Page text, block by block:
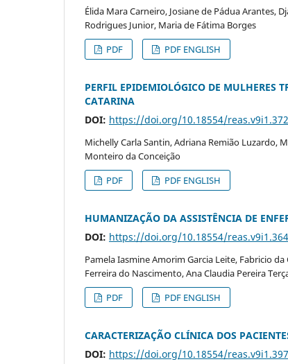
Élida Mara Carneiro, Josiane de Pádua Arantes,
Rodrigues Junior, Maria de Fátima Borges
PDF
PDF ENGLISH
PERFIL EPIDEMIOLÓGICO DE MULHERES
CATARINA
DOI: https://doi.org/10.18554/
Michelly Carla Santin, Adriana Remião Luzardo,
Monteiro da Conceição
PDF
PDF ENGLISH
HUMANIZAÇÃO DA ASSISTÊNCIA DE
DOI: https://doi.org/10.18554/
Pamela Iasmine Amorim Garcia Leite, Fabricio
Ferreira do Nascimento, Ana Claudia Pereira
PDF
PDF ENGLISH
CARACTERIZAÇÃO CLÍNICA DOS
DOI: https://doi.org/10.18554/